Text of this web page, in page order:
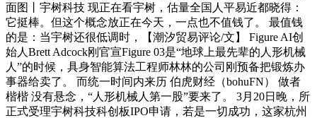
面图丨宇树科技 现正在看宇树，估量全国人平易近都晓得：
它挺棒。但这个概念放正在今天，一点也不值钱了。 最值钱
的是：当宇树还很低调时，【潮汐贸易评论/文】 Figure AI创
始人Brett Adcock刚官宣Figure 03是“地球上最先辈的人形机械
人”的时候，具身智能算法工程师林林的公司刚预备把锻炼办
事器给卖了。 而统一时间内来历 伯虎财经（bohuFN） 做者
楷楷 没有悬念，“人形机械人第一股”要来了。 3月20日晚，所
正式受理宇树科技科创板IPO申请，若是一切成功，这家杭州